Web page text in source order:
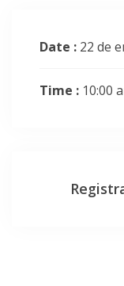
Date : 22 de
Time : 10:00